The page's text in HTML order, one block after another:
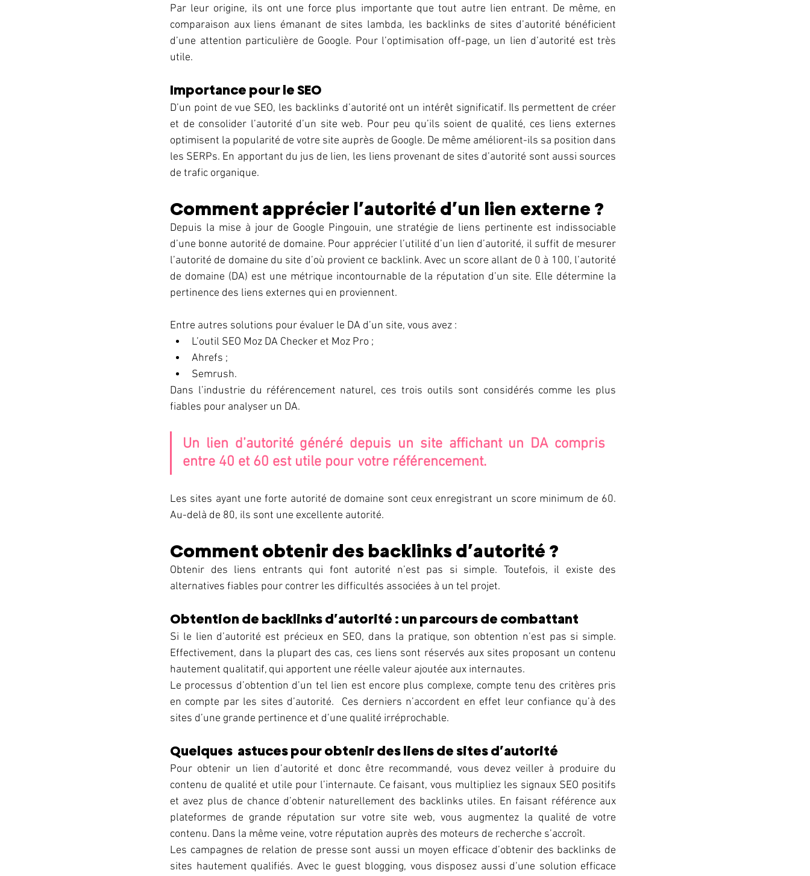
Par leur origine, ils ont une force plus importante que tout autre lien entrant. De même, en
comparaison aux liens émanant de sites lambda, les backlinks de sites d’autorité bénéficient
d’une attention particulière de Google. Pour l’optimisation off-page, un lien d’autorité est très
utile.
Importance pour le SEO
D’un point de vue SEO, les backlinks d’autorité ont un intérêt significatif. Ils permettent de créer
et de consolider l’autorité d’un site web. Pour peu qu’ils soient de qualité, ces liens externes
optimisent la popularité de votre site auprès de Google. De même améliorent-ils sa position dans
les SERPs. En apportant du jus de lien, les liens provenant de sites d’autorité sont aussi sources
de trafic organique.
Comment apprécier l’autorité d’un lien externe ?
Depuis la mise à jour de Google Pingouin, une stratégie de liens pertinente est indissociable
d’une bonne autorité de domaine. Pour apprécier l’utilité d’un lien d’autorité, il suffit de mesurer
l’autorité de domaine du site d’où provient ce backlink. Avec un score allant de 0 à 100, l’autorité
de domaine (DA) est une métrique incontournable de la réputation d’un site. Elle détermine la
pertinence des liens externes qui en proviennent.
Entre autres solutions pour évaluer le DA d’un site, vous avez :
L’outil SEO Moz DA Checker et Moz Pro ;
Ahrefs ;
Semrush.
Dans l’industrie du référencement naturel, ces trois outils sont considérés comme les plus
fiables pour analyser un DA.
Un lien d’autorité généré depuis un site affichant un DA compris
entre 40 et 60 est utile pour votre référencement.
Les sites ayant une forte autorité de domaine sont ceux enregistrant un score minimum de 60.
Au-delà de 80, ils sont une excellente autorité.
Comment obtenir des backlinks d’autorité ?
Obtenir des liens entrants qui font autorité n’est pas si simple. Toutefois, il existe des
alternatives fiables pour contrer les difficultés associées à un tel projet.
Obtention de backlinks d’autorité : un parcours de combattant
Si le lien d’autorité est précieux en SEO, dans la pratique, son obtention n’est pas si simple.
Effectivement, dans la plupart des cas, ces liens sont réservés aux sites proposant un contenu
hautement qualitatif, qui apportent une réelle valeur ajoutée aux internautes.
Le processus d’obtention d’un tel lien est encore plus complexe, compte tenu des critères pris
en compte par les sites d’autorité.  Ces derniers n’accordent en effet leur confiance qu’à des
sites d’une grande pertinence et d’une qualité irréprochable.
Quelques  astuces pour obtenir des liens de sites d’autorité
Pour obtenir un lien d’autorité et donc être recommandé, vous devez veiller à produire du
contenu de qualité et utile pour l’internaute. Ce faisant, vous multipliez les signaux SEO positifs
et avez plus de chance d’obtenir naturellement des backlinks utiles. En faisant référence aux
plateformes de grande réputation sur votre site web, vous augmentez la qualité de votre
contenu. Dans la même veine, votre réputation auprès des moteurs de recherche s’accroît.
Les campagnes de relation de presse sont aussi un moyen efficace d’obtenir des backlinks de
sites hautement qualifiés. Avec le guest blogging, vous disposez aussi d’une solution efficace